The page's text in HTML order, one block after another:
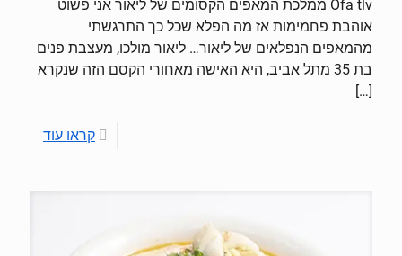
Ofa tlv ממלכת המאפים הקסומים של ליאור אני פשוט
אוהבת פחמימות אז מה הפלא שכל כך התרגשתי
מהמאפים הנפלאים של ליאור… ליאור מולכו, מעצבת פנים
בת 35 מתל אביב, היא האישה מאחורי הקסם הזה שנקרא
[…]
קראו עוד